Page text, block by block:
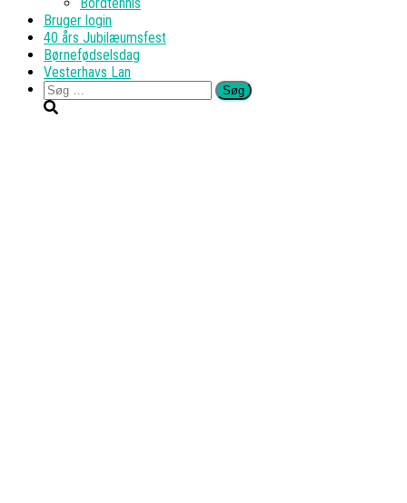
Bruger login
40 års Jubilæumsfest
Børnefødselsdag
Vesterhavs Lan
Søg
efter: